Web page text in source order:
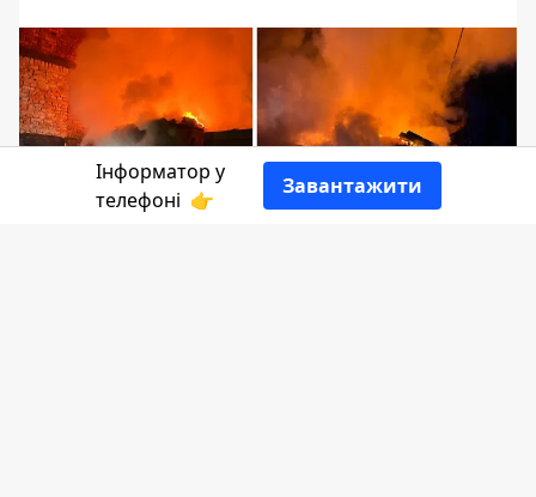
Інформатор у
телефоні 👉
Завантажити